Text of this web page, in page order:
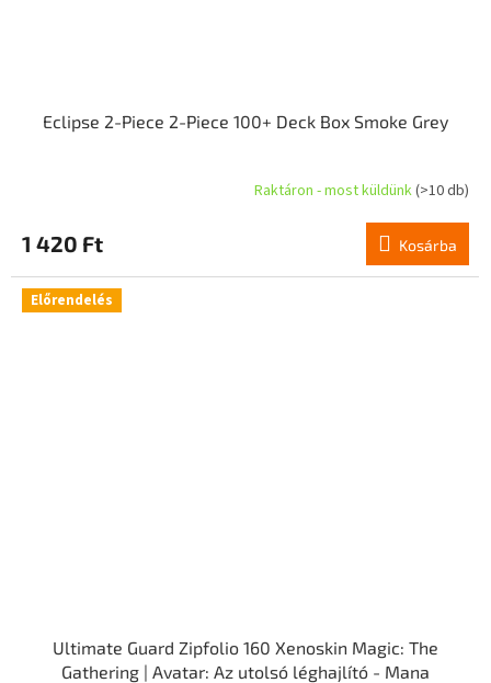
Eclipse 2-Piece 2-Piece 100+ Deck Box Smoke Grey
Raktáron - most küldünk(>10 db)
1 420 Ft Kosárba
Előrendelés
Ultimate Guard Zipfolio 160 Xenoskin Magic: The
Gathering | Avatar: Az utolsó léghajlító - Mana